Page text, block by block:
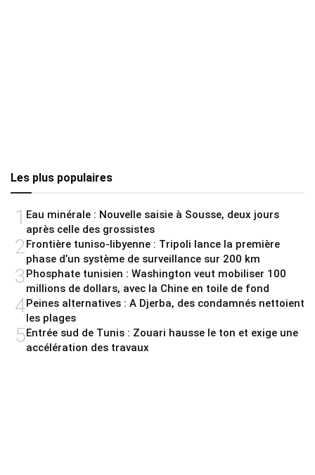
Les plus populaires
1 Eau minérale : Nouvelle saisie à Sousse, deux jours
après celle des grossistes
2Frontière tuniso-libyenne : Tripoli lance la première
phase d’un système de surveillance sur 200 km
3Phosphate tunisien : Washington veut mobiliser 100
millions de dollars, avec la Chine en toile de fond
4Peines alternatives : A Djerba, des condamnés nettoient
les plages
5Entrée sud de Tunis : Zouari hausse le ton et exige une
accélération des travaux